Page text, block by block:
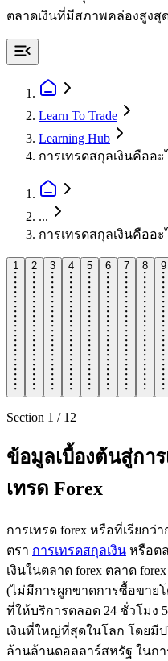
ตลาดเงินที่มีสภาพคล่องสูง
Learn To Trade
Learning Hub
การเทรดสกุลเงินคืออะ
...
การเทรดสกุลเงินคืออะ
1 2 3 4 5 6 7 8 9
Section 1 / 12
ข้อมูลเบื้องต้นสู่กา
เทรด Forex
การเทรด forex หรือที่เรียกว่
ตรา การเทรดสกุลเงิน หรือต
เงินในตลาด forex ตลาด
(ไม่มีการผูกขาดการซื้อขาย
ที่ให้บริการตลอด 24 ชั่วโมง
เงินที่ใหญ่ที่สุดในโลก โดยมี
ล้านล้านดอลลาร์สหรัฐ ในกา